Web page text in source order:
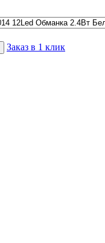
Заказ в 1 клик